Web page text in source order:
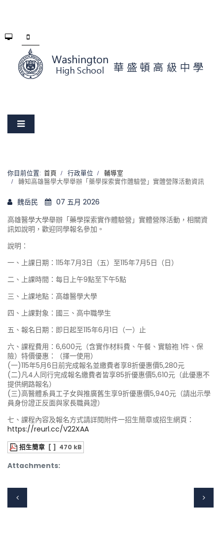
你目前位置: 首頁 行政單位
輔導室
轉知高雄醫學大學舉辦「藥學探索實作體驗營」實體營隊活動資訊
魏岳民
07 五月 2026
高雄醫學大學舉辦「藥學探索實作體驗營」實體營隊活動，相關資
訊如說明，歡迎同學報名參加。
說明：
一、上課日期：115年7月3日（五）至115年7月5日（日）
二、上課時間：每日上午9點至下午5點
三、上課地點：高雄醫學大學
四、上課對象：國三、高中職學生
五、報名日期：即日起至115年6月1日（一）止
六、課程費用：6,600元（含實作材料費、午餐、實驗袍 1件、保
險）特價優惠：（擇一使用）
(一)115年5月6日前完成報名並繳費者享8折優惠價5,280元
(二)凡4人同行完成報名繳費者皆享85折優惠價5,610元（此優惠不
提供網路報名）
(三)高醫體系員工子女與推廣舊生享9折優惠價5,940元（請出示學
員身份證正反面與家長職員證）
七、課程內容及報名方式請詳閱附件一招生簡章或招生網頁：
https://reurl.cc/V22XAA
Attachments:
招生簡章 [ ] 470 kB